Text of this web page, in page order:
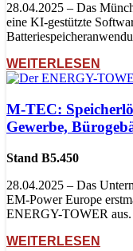
28.04.2025 – Das
eine KI-gestützte
WEITERLESEN
M-TEC:
Gewerbe,
Stand B5.450
28.04.2025 – Das
EM-Power Europe
ENERGY-TOWER aus.
WEITERLESEN